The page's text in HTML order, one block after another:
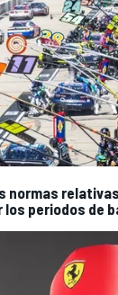
normas
periodos de